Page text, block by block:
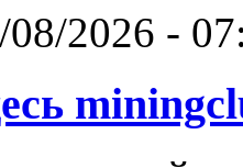
08/2026 -